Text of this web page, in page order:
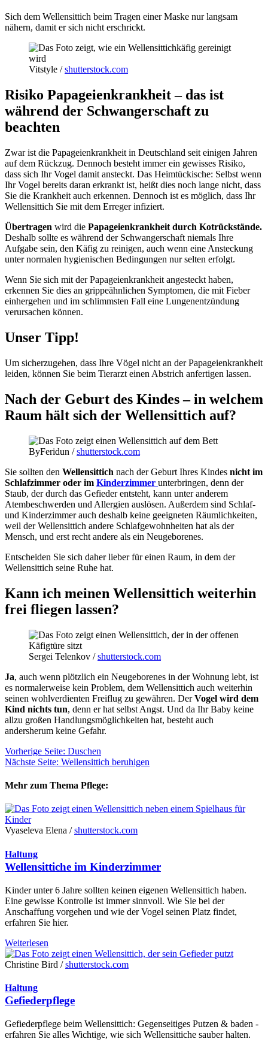
Sich dem Wellensittich beim Tragen einer Maske nur langsam
nähern, damit er sich nicht erschrickt.
Vitstyle /shutterstock.com
Risiko Papageienkrankheit – das ist
während der Schwangerschaft zu
beachten
Zwar ist die Papageienkrankheit in Deutschland seit einigen Jahren
auf dem Rückzug. Dennoch besteht immer ein gewisses Risiko,
dass sich Ihr Vogel damit ansteckt. Das Heimtückische: Selbst wenn
Ihr Vogel bereits daran erkrankt ist, heißt dies noch lange nicht, dass
Sie die Krankheit auch erkennen. Dennoch ist es möglich, dass Ihr
Wellensittich Sie mit dem Erreger infiziert.
Übertragen wird die Papageienkrankheit durch Kotrückstände.
Deshalb sollte es während der Schwangerschaft niemals Ihre
Aufgabe sein, den Käfig zu reinigen, auch wenn eine Ansteckung
unter normalen hygienischen Bedingungen nur selten erfolgt.
Wenn Sie sich mit der Papageienkrankheit angesteckt haben,
erkennen Sie dies an grippeähnlichen Symptomen, die mit Fieber
einhergehen und im schlimmsten Fall eine Lungenentzündung
verursachen können.
Unser Tipp!
Um sicherzugehen, dass Ihre Vögel nicht an der Papageienkrankheit
leiden, können Sie beim Tierarzt einen Abstrich anfertigen lassen.
Nach der Geburt des Kindes – in welchem
Raum hält sich der Wellensittich auf?
ByFeridun /shutterstock.com
Sie sollten den Wellensittich nach der Geburt Ihres Kindes nicht im
Schlafzimmer oder im Kinderzimmer unterbringen, denn der
Staub, der durch das Gefieder entsteht, kann unter anderem
Atembeschwerden und Allergien auslösen. Außerdem sind Schlaf-
und Kinderzimmer auch deshalb keine geeigneten Räumlichkeiten,
weil der Wellensittich andere Schlafgewohnheiten hat als der
Mensch, und erst recht andere als ein Neugeborenes.
Entscheiden Sie sich daher lieber für einen Raum, in dem der
Wellensittich seine Ruhe hat.
Kann ich meinen Wellensittich weiterhin
frei fliegen lassen?
Sergei Telenkov /shutterstock.com
Ja, auch wenn plötzlich ein Neugeborenes in der Wohnung lebt, ist
es normalerweise kein Problem, dem Wellensittich auch weiterhin
seinen wohlverdienten Freiflug zu gewähren. DerVogel wird dem
Kind nichts tun, denn er hat selbst Angst. Und da Ihr Baby keine
allzu großen Handlungsmöglichkeiten hat, besteht auch
andersherum keine Gefahr.
Vorherige Seite: Duschen
Nächste Seite: Wellensittich beruhigen
Mehr zum Thema Pflege:
Vyaseleva Elena /shutterstock.com
Haltung
Wellensittiche im Kinderzimmer
Kinder unter 6 Jahre sollten keinen eigenen Wellensittich haben.
Eine gewisse Kontrolle ist immer sinnvoll. Wie Sie bei der
Anschaffung vorgehen und wie der Vogel seinen Platz findet,
erfahren Sie hier.
Weiterlesen
Christine Bird /shutterstock.com
Haltung
Gefiederpflege
Gefiederpflege beim Wellensittich: Gegenseitiges Putzen & baden -
erfahren Sie alles Wichtige, wie sich Wellensittiche sauber halten.